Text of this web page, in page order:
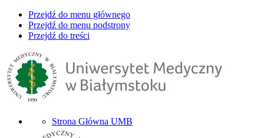
Przejdź do menu głównego
Przejdź do menu podstrony
Przejdź do treści
Strona Główna UMB